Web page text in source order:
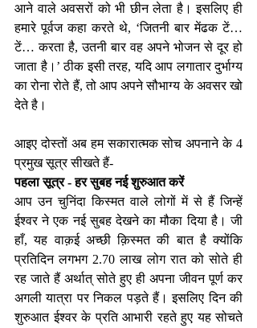
आने वाले अवसरों को भी छीन लेता है। इसलिए ही
हमारे पूर्वज कहा करते थे, ‘जितनी बार मेंढक टें…
टें… करता है, उतनी बार वह अपने भोजन से दूर हो
जाता है।’ ठीक इसी तरह, यदि आप लगातार दुर्भाग्य
का रोना रोते हैं, तो आप अपने सौभाग्य के अवसर खो
देते है।
आइए दोस्तों अब हम सकारात्मक सोच अपनाने के 4
प्रमुख सूत्र सीखते हैं-
पहला सूत्र - हर सुबह नई शुरुआत करें
आप उन चुनिंदा किस्मत वाले लोगों में से हैं जिन्हें
ईश्वर ने एक नई सुबह देखने का मौका दिया है। जी
हाँ, यह वाक़ई अच्छी क़िस्मत की बात है क्योंकि
प्रतिदिन लगभग 2.70 लाख लोग रात को सोते ही
रह जाते हैं अर्थात् सोते हुए ही अपना जीवन पूर्ण कर
अगली यात्रा पर निकल पड़ते हैं। इसलिए दिन की
शुरुआत ईश्वर के प्रति आभारी रहते हुए यह सोचते